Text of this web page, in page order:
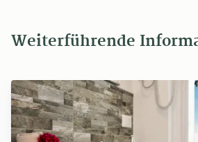
Weiterführende